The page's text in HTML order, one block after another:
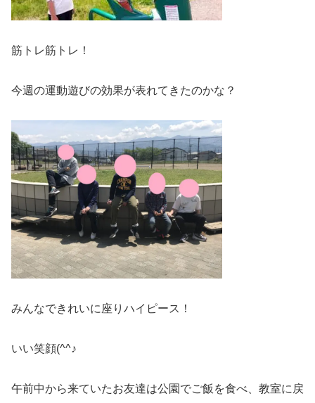
筋トレ筋トレ！
今週の運動遊びの効果が表れてきたのかな？
みんなできれいに座りハイピース！
いい笑顔(^^♪
午前中から来ていたお友達は公園でご飯を食べ、教室に戻